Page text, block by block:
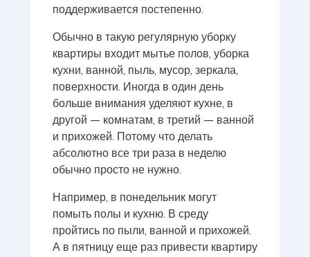
поддерживается постепенно.
Обычно в такую регулярную уборку
квартиры входит мытье полов, уборка
кухни, ванной, пыль, мусор, зеркала,
поверхности. Иногда в один день
больше внимания уделяют кухне, в
другой — комнатам, в третий — ванной
и прихожей. Потому что делать
абсолютно все три раза в неделю
обычно просто не нужно.
Например, в понедельник могут
помыть полы и кухню. В среду
пройтись по пыли, ванной и прихожей.
А в пятницу еще раз привести квартиру